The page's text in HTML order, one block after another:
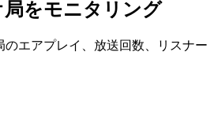
をモニタリング
エアプレイ、放送回数、リスナー